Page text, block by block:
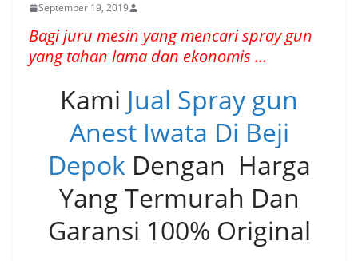
September 19, 2019
Bagi juru mesin yang mencari spray gun
yang tahan lama dan ekonomis …
Kami Jual Spray gun
Anest Iwata Di Beji
DepokDengan Harga
Yang Termurah Dan
Garansi 100% Original